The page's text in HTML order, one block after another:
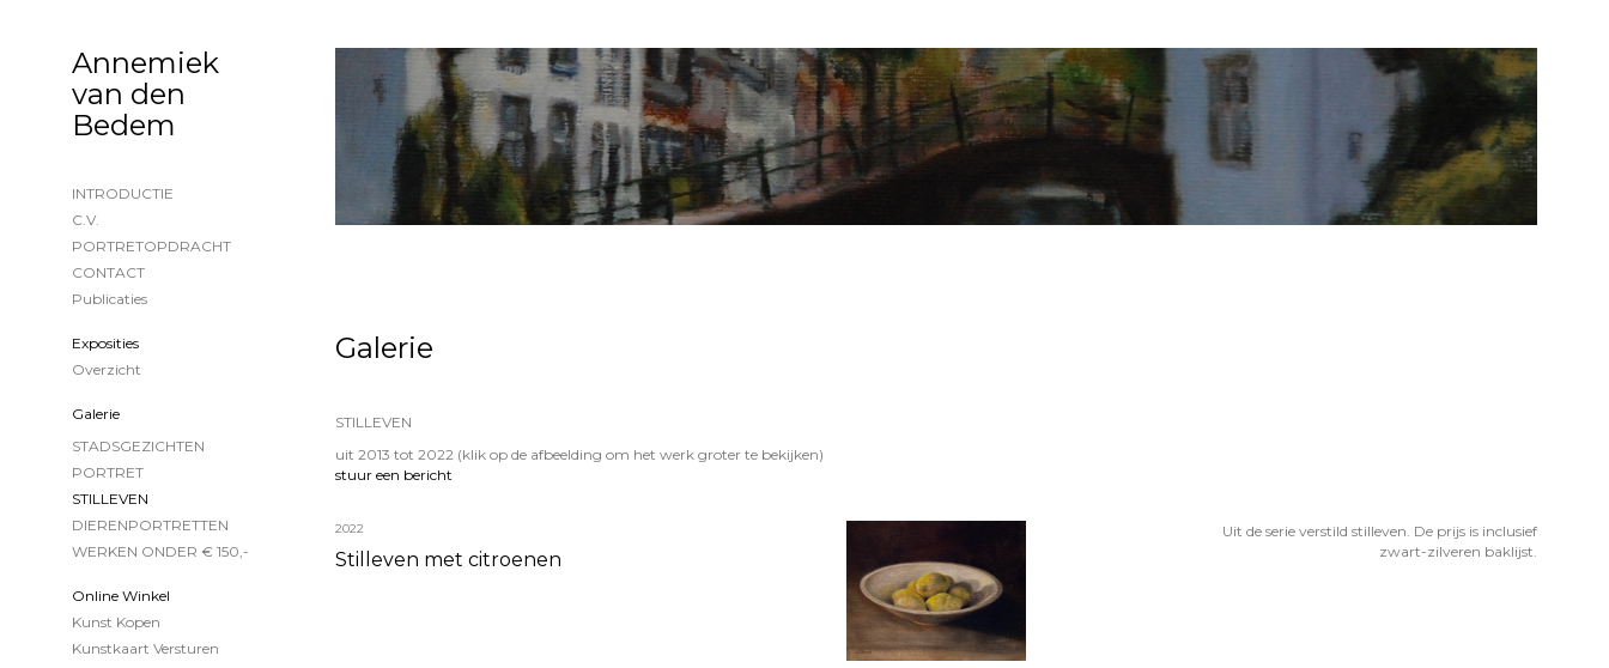
Galerie
STILLEVEN
uit 2013 tot 2022 (klik op de afbeelding om het werk groter te bekijken)
stuur een bericht
Stilleven met citroenen
2022
Uit de serie verstild stilleven. De prijs is inclusief
zwart-zilveren baklijst.
Annemiek
van den
Bedem
INTRODUCTIE
C.V.
PORTRETOPDRACHT
CONTACT
Publicaties
Exposities
Overzicht
Galerie
STADSGEZICHTEN
PORTRET
STILLEVEN
DIERENPORTRETTEN
WERKEN ONDER € 150,-
Online Winkel
Kunst Kopen
Kunstkaart Versturen